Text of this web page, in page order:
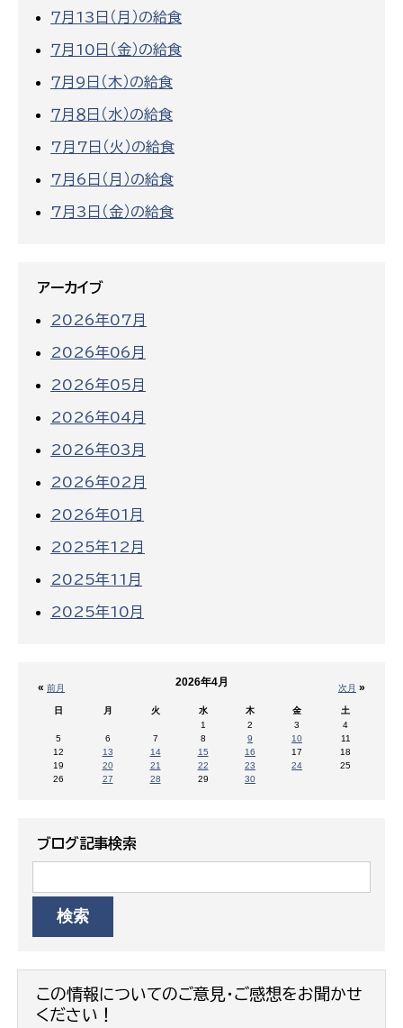
７月13日（月）の給食
７月10日（金）の給食
７月9日（木）の給食
７月８日（水）の給食
7月7日（火）の給食
7月6日（月）の給食
7月3日（金）の給食
アーカイブ
2026年07月
2026年06月
2026年05月
2026年04月
2026年03月
2026年02月
2026年01月
2025年12月
2025年11月
2025年10月
« 前月 次月 »
2026年4月
日 月 火 水 木 金
土
1
2 3
4
5
6 7 8 9 10
11
12
13 14 15 16 17
18
19
20 21 22 23 24
25
26
27 28 29 30
ブログ記事検索
この情報についてのご意見・ご感想をお聞かせ
ください！